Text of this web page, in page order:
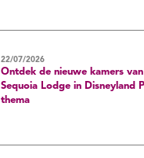
22/07/2026
Ontdek de nieuwe kamers
Sequoia Lodge in Disneyland
thema